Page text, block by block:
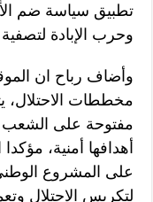
تطبيق سياسة ضم
وحرب الإبادة
وأضاف رباح ان
مخططات
مفتوحة على
أهدافها أمنية،
على المشروع
لتكريس الاحتلال